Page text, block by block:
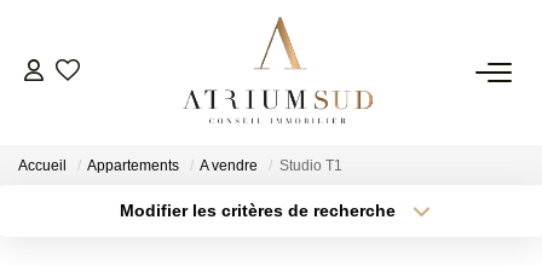
TRANSACTION
Accueil Appartements A vendre Studio T1
Modifier les critères de recherche